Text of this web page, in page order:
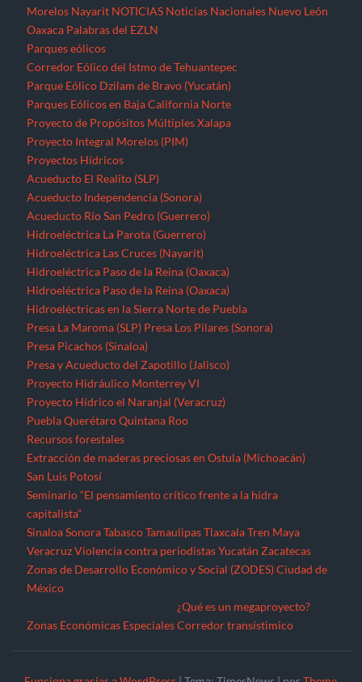
Morelos Nayarit NOTICIAS Noticias Nacionales Nuevo León
Oaxaca Palabras del EZLN
Parques eólicos
Corredor Eólico del Istmo de Tehuantepec
Parque Eólico Dzilam de Bravo (Yucatán)
Parques Eólicos en Baja California Norte
Proyecto de Propósitos Múltiples Xalapa
Proyecto Integral Morelos (PIM)
Proyectos Hídricos
Acueducto El Realito (SLP)
Acueducto Independencia (Sonora)
Acueducto Río San Pedro (Guerrero)
Hidroeléctrica La Parota (Guerrero)
Hidroeléctrica Las Cruces (Nayarit)
Hidroeléctrica Paso de la Reina (Oaxaca)
Hidroeléctrica Paso de la Reina (Oaxaca)
Hidroeléctricas en la Sierra Norte de Puebla
Presa La Maroma (SLP) Presa Los Pilares (Sonora)
Presa Picachos (Sinaloa)
Presa y Acueducto del Zapotillo (Jalisco)
Proyecto Hidráulico Monterrey VI
Proyecto Hídrico el Naranjal (Veracruz)
Puebla Querétaro Quintana Roo
Recursos forestales
Extracción de maderas preciosas en Ostula (Michoacán)
San Luis Potosí
Seminario “El pensamiento crítico frente a la hidra
capitalista”
Sinaloa Sonora Tabasco Tamaulipas Tlaxcala Tren Maya
Veracruz Violencia contra periodistas Yucatán Zacatecas
Zonas de Desarrollo Económico y Social (ZODES) Ciudad de
México
Zonas Económicas Especiales
¿Qué es un megaproyecto?
Corredor transístimico